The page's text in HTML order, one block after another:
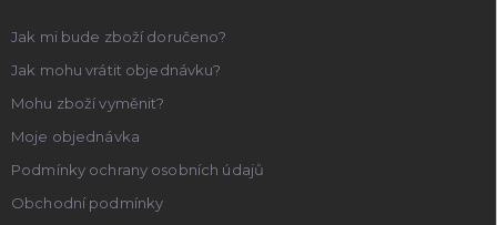
Jak mi bude zboží doručeno?
Jak mohu vrátit objednávku?
Mohu zboží vyměnit?
Moje objednávka
Podmínky ochrany osobních údajů
Obchodní podmínky